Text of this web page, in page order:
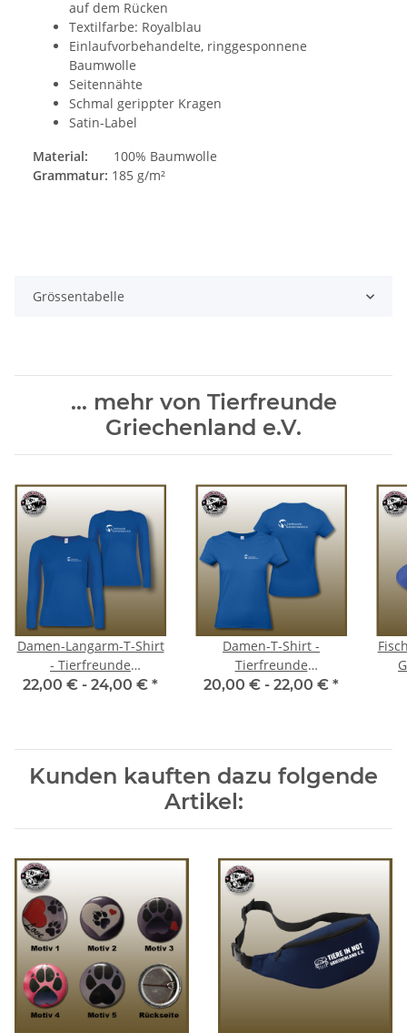
auf dem Rücken
Textilfarbe: Royalblau
Einlaufvorbehandelte, ringgesponnene
Baumwolle
Seitennähte
Schmal gerippter Kragen
Satin-Label
Material: 100% Baumwolle
Grammatur: 185 g/m²
Grössentabelle
... mehr von Tierfreunde
Griechenland e.V.
Damen-Langarm-T-Shirt
- Tierfreunde
Griechenland e.V.
22,00 € - 24,00 € *
Damen-T-Shirt -
Tierfreunde
Griechenland e.V.
20,00 € - 22,00 € *
Kunden kauften dazu folgende
Artikel: